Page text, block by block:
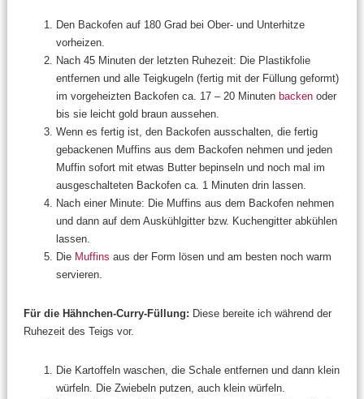
Den Backofen auf 180 Grad bei Ober- und Unterhitze
vorheizen.
Nach 45 Minuten der letzten Ruhezeit: Die Plastikfolie
entfernen und alle Teigkugeln (fertig mit der Füllung geformt)
im vorgeheizten Backofen ca. 17 – 20 Minuten backen oder
bis sie leicht gold braun aussehen.
Wenn es fertig ist, den Backofen ausschalten, die fertig
gebackenen Muffins aus dem Backofen nehmen und jeden
Muffin sofort mit etwas Butter bepinseln und noch mal im
ausgeschalteten Backofen ca. 1 Minuten drin lassen.
Nach einer Minute: Die Muffins aus dem Backofen nehmen
und dann auf dem Auskühlgitter bzw. Kuchengitter abkühlen
lassen.
Die Muffins aus der Form lösen und am besten noch warm
servieren.
Für die Hähnchen-Curry-Füllung: Diese bereite ich während der
Ruhezeit des Teigs vor.
Die Kartoffeln waschen, die Schale entfernen und dann klein
würfeln. Die Zwiebeln putzen, auch klein würfeln.